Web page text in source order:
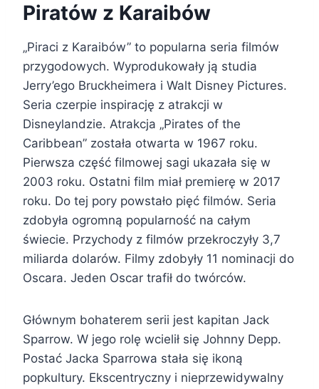
Piratów z Karaibów
„Piraci z Karaibów” to popularna seria filmów
przygodowych. Wyprodukowały ją studia
Jerry’ego Bruckheimera i Walt Disney Pictures.
Seria czerpie inspirację z atrakcji w
Disneylandzie. Atrakcja „Pirates of the
Caribbean” została otwarta w 1967 roku.
Pierwsza część filmowej sagi ukazała się w
2003 roku. Ostatni film miał premierę w 2017
roku. Do tej pory powstało pięć filmów. Seria
zdobyła ogromną popularność na całym
świecie. Przychody z filmów przekroczyły 3,7
miliarda dolarów. Filmy zdobyły 11 nominacji do
Oscara. Jeden Oscar trafił do twórców.
Głównym bohaterem serii jest kapitan Jack
Sparrow. W jego rolę wcielił się Johnny Depp.
Postać Jacka Sparrowa stała się ikoną
popkultury. Ekscentryczny i nieprzewidywalny